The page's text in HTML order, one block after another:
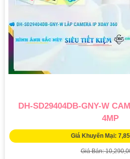
DH-SD29404DB-GNY-W
4MP
Giá Khuyến Mại:
Giá Bán: